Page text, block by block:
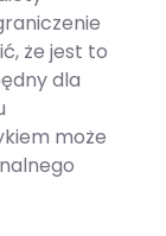
że jest to
dla
może